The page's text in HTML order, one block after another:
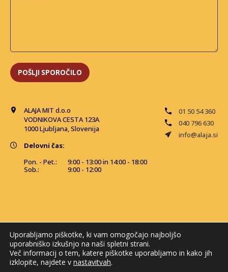
ALAJA MIT d.o.o
VODNIKOVA CESTA 123A
1000 Ljubljana, Slovenija
01 50 54 360
040 796 630
info@alaja.si
Delovni čas:
Pon. - Pet.:
Sob.:
9:00 - 13:00 in 14:00 - 18:00
9:00 - 12:00
Uporabljamo piškotke, ki vam omogočajo najboljšo
uporabniško izkušnjo na naši spletni strani.
Več informacij o tem, katere piškotke uporabljamo in kako jih
izklopite, najdete v nastavitvah.